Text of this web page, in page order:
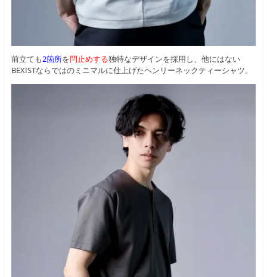
前立ても2箇所を閂止めする独特なデザインを採用し、他にはない
BEXISTならではのミニマルに仕上げたヘンリーネックティーシャツ。